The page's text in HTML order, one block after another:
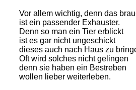
Vor allem wichtig, denn das
ist ein passender Exhauster.
Denn so man ein Tier erblickt
ist es gar nicht ungeschickt
dieses auch nach Haus zu
Oft wird solches nicht gelingen
denn sie haben ein Bestreben
wollen lieber weiterleben.